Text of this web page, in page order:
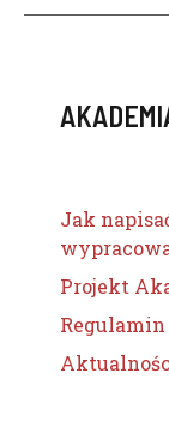
Jak
Projekt
Regulamin